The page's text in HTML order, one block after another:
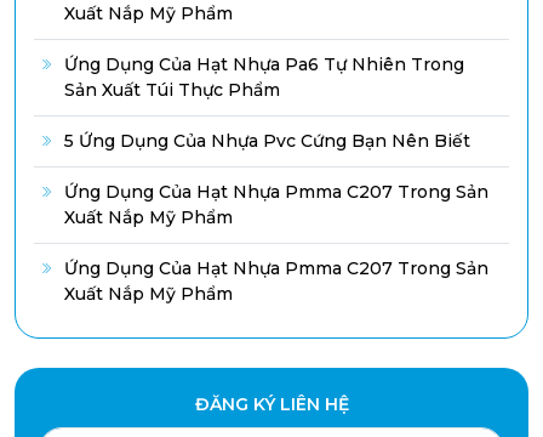
Xuất Nắp Mỹ Phẩm
Ứng Dụng Của Hạt Nhựa Pa6 Tự Nhiên Trong
Sản Xuất Túi Thực Phẩm
5 Ứng Dụng Của Nhựa Pvc Cứng Bạn Nên Biết
Ứng Dụng Của Hạt Nhựa Pmma C207 Trong Sản
Xuất Nắp Mỹ Phẩm
Ứng Dụng Của Hạt Nhựa Pmma C207 Trong Sản
Xuất Nắp Mỹ Phẩm
ĐĂNG KÝ LIÊN HỆ